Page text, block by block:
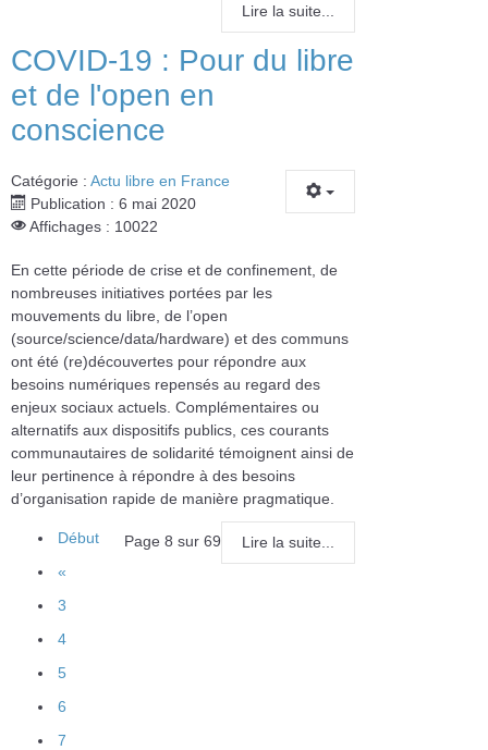
Lire la suite...
COVID-19 : Pour du libre
et de l'open en
conscience
Catégorie : Actu libre en France
Publication : 6 mai 2020
Affichages : 10022
En cette période de crise et de confinement, de
nombreuses initiatives portées par les
mouvements du libre, de l’open
(source/science/data/hardware) et des communs
ont été (re)découvertes pour répondre aux
besoins numériques repensés au regard des
enjeux sociaux actuels. Complémentaires ou
alternatifs aux dispositifs publics, ces courants
communautaires de solidarité témoignent ainsi de
leur pertinence à répondre à des besoins
d’organisation rapide de manière pragmatique.
Lire la suite...
Page 8 sur 69
Début
«
3
4
5
6
7